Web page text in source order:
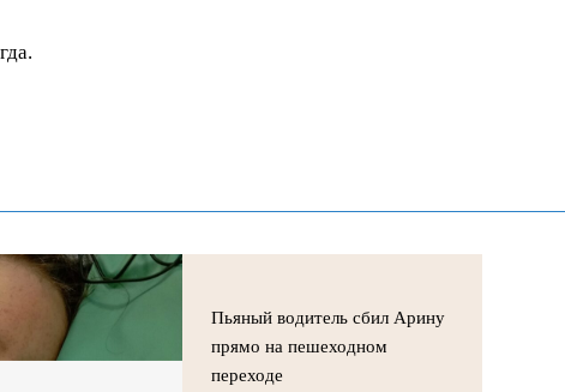
Пьяный водитель сбил Арину
прямо на пешеходном
переходе